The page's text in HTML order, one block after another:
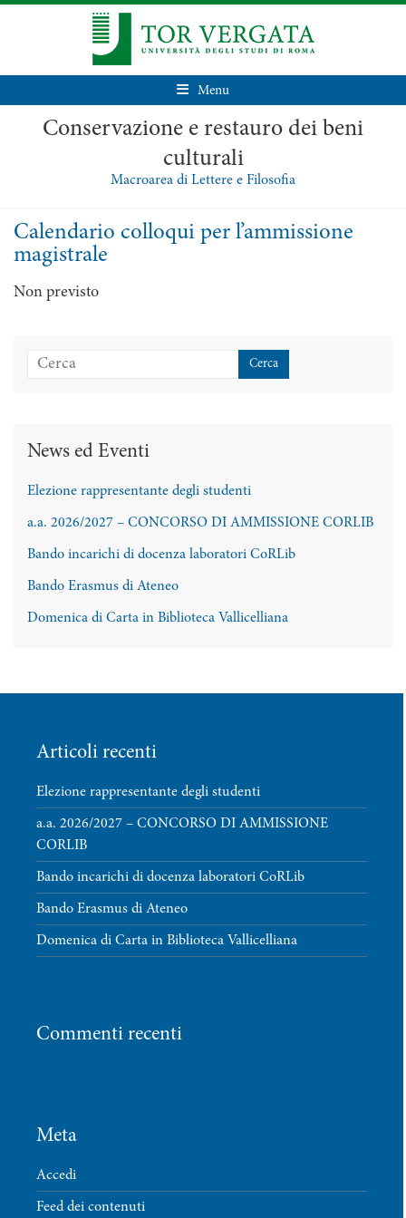
Menu
Conservazione e restauro dei beni
culturali
Macroarea di Lettere e Filosofia
Calendario colloqui per l’ammissione
magistrale
Non previsto
News ed Eventi
Elezione rappresentante degli studenti
a.a. 2026/2027 – CONCORSO DI AMMISSIONE CORLIB
Bando incarichi di docenza laboratori CoRLib
Bando Erasmus di Ateneo
Domenica di Carta in Biblioteca Vallicelliana
Articoli recenti
Elezione rappresentante degli studenti
a.a. 2026/2027 – CONCORSO DI AMMISSIONE
CORLIB
Bando incarichi di docenza laboratori CoRLib
Bando Erasmus di Ateneo
Domenica di Carta in Biblioteca Vallicelliana
Commenti recenti
Meta
Accedi
Feed dei contenuti